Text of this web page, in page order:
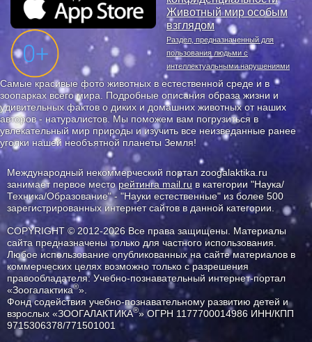
Животный мир особым
взглядом
Раздел, предназначенный для
пользования людьми с
интеллектуальными нарушениями
Самые красивые фото животных в естественной среде и в
зоопарках всего мира. Подробные описания образа жизни и
удивительных фактов о диких и домашних животных от наших
авторов - натуралистов. Мы поможем вам погрузиться в
увлекательный мир природы и изучить все неизведанные ранее
уголки нашей необъятной планеты Земля!
Международный некоммерческий портал zoogalaktika.ru
занимает первое месторейтинга mail.ru в категории "Наука/
Техника/Образование" - "Науки естественные" из более 500
зарегистрированных интернет сайтов в данной категории.
COPYRIGHT © 2012-2026 Все права защищены. Материалы
сайта предназначены только для частного использования.
Любое использование опубликованных на сайте материалов в
коммерческих целях возможно только с разрешения
правообладателя: Учебно-познавательный интернет-портал
«Зоогалактика®».
Фонд содействия учебно-познавательному развитию детей и
взрослых «ЗООГАЛАКТИКА®» ОГРН 1177700014986 ИНН/КПП
9715306378/771501001